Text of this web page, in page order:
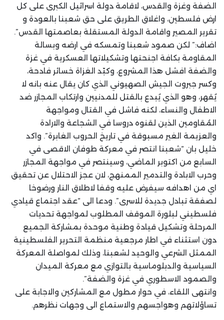
الضفة وغزة والقدس، لاقامة دولة اسرائيل الكبرى على كل
ارض فلسطين، واغلاق الطريق على حق شعبنا بالعودة و
تقرير المصير واقامة الدولة المستقلة بعاصمتها القدس”.
اضاف:” لكن صمود شعبنا وتمسكه في ارضه وبسالة
المقاومة بكافة اجنحتها وتشكيلاتها العسكرية في غزة
والضفة افشل هذا المشروع، وكبّد الغزاة خسائر فادحة،
وكسر جبروت الجيش الصهيوني الذي كان يقال عنه بانه لا
يُقهر، وهو الذي يُبدع بالقتل للمدنيين وارتكاب المجازر ضد
الاطفال والنساء، لكنه فاشل في القتال ومواجهة
المُقاومين الذين لقنوه دروسا في الشجاعة والارادة
والعزيمة الغير مسبوقة في تاريخ الحروب الغابرة”. واكد
خليل بان “شعبنا انتصر في معركة طوفان الاقصى في
السابع من اكتوبر الماضي، وسينتصر في مواجهة المجازر
وحرب الابادة والتدمير الممنهج، لان عجز الاحتلال عن تحقيق
اي من اهدافه سيفرض عليه وقفا لاطلاق النار ورضوخا
لصفقة تبادل جديدة للاسرى”. ودعا الى “عقد اجتماع قيادي
فلسطيني لبلورة الموقف المطلوب لمواجهة تحديات
المرحلة وتشكيل قيادة وطنية موحدة بمشاركة الجميع
دون استثناء في اطار مرجعية منظمة التحرير الفلسطينية
الممثل الشرعي والوحيد لشعبنا، وذلك لمواصلة المعركة
السياسية والدبلوماسية بالتوازي مع معركة الميدان
والصمود الاسطوري في غزة والضفة”.
وانتهى اللقاء، في حوار مطول مع المشاركين والاجابة على
تساؤلاتهم وهواجسهم والاستماع الى وجهات نظرهم.